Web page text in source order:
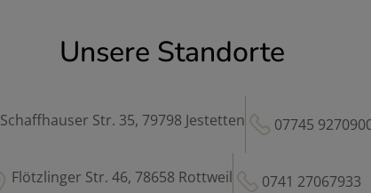
Unsere Standorte
Schaffhauser Str. 35, 79798 Jestetten 07745
Flötzlinger Str. 46, 78658 Rottweil 0741 27067933